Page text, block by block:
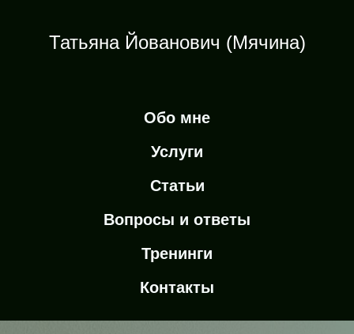
Татьяна Йованович (Мячина)
Обо мне
Услуги
Статьи
Вопросы и ответы
Тренинги
Контакты